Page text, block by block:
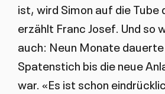
ist, wird Simon auf die Tube
erzählt Franc Josef. Und so
auch: Neun Monate
Spatenstich bis die neue
war. «Es ist schon